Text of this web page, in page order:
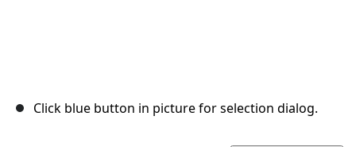
Click blue button in picture for selection dialog.